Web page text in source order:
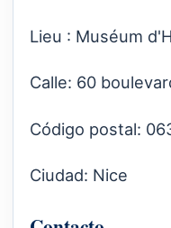
Lieu : Muséum
Calle: 60
Código postal:
Ciudad: Nice